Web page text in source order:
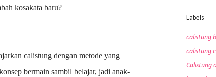
kosakata baru?
calistung dengan metode yang
bermain sambil belajar, jadi anak-
Labels
calistung
calistung
Calistung